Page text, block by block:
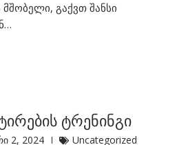
მშობელი, გაქვთ შანსი
ტრენინგი
2, 2024 Uncategorized